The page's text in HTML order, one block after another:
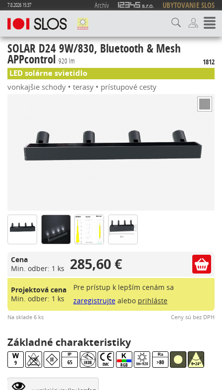
7.8.2026 15:37 Archív UBYTOVANIE SLOS
SOLAR D24 9W/830, Bluetooth & Mesh
APPcontrol 920 lm 1812
LED solárne svietidlo
vonkajšie schody • terasy • prístupové cesty
Cena
Min. odber: 1 ks
285,60 €
Projektová cena
Min. odber: 1 ks
Pre prístup k lepším cenám sa
zaregistrujtealebo prihláste
Na sklade 6 ks Ceny sú bez DPH
Základné charakteristiky
9 65 IK08 EMC RGB lm>920 >80 θ=24°